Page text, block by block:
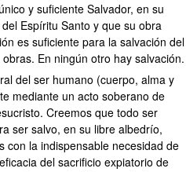
y suficiente Salvador, en su
Espíritu Santo y que su obra
es suficiente para la salvación del
En ningún otro hay salvación.
del ser humano (cuerpo, alma y
mediante un acto soberano de
Creemos que todo ser
ser salvo, en su libre albedrío,
con la indispensable necesidad de
del sacrificio expiatorio de